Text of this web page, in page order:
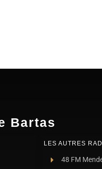
Bartas
LES AUTRES
48 FM